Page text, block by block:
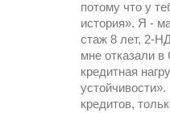
потому что у
история». Я -
стаж 8 лет, 2-
мне отказали
кредитная
кредитов,